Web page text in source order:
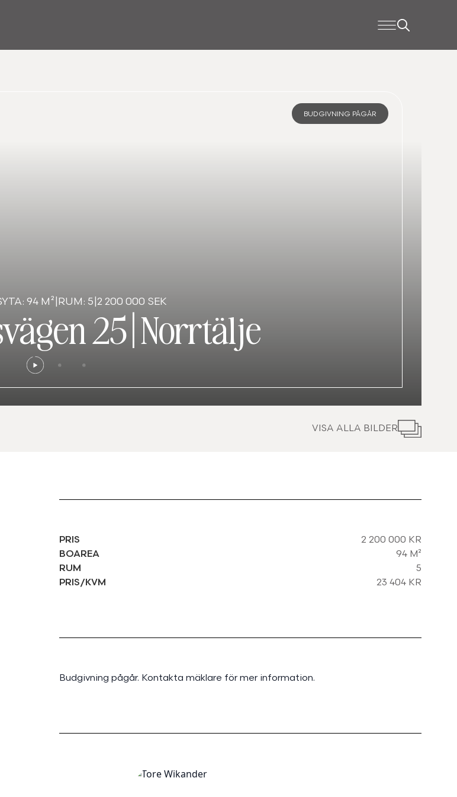
94 M² RUM: 5 2 200 000 SEK
25|Norrtälje
BUDGIVNING PÅGÅR
VISA ALLA BILDER
PRIS
2 200 000 KR
BOAREA
94 M²
RUM
5
PRIS/KVM
23 404 KR
Budgivning pågår. Kontakta mäklare för mer information.